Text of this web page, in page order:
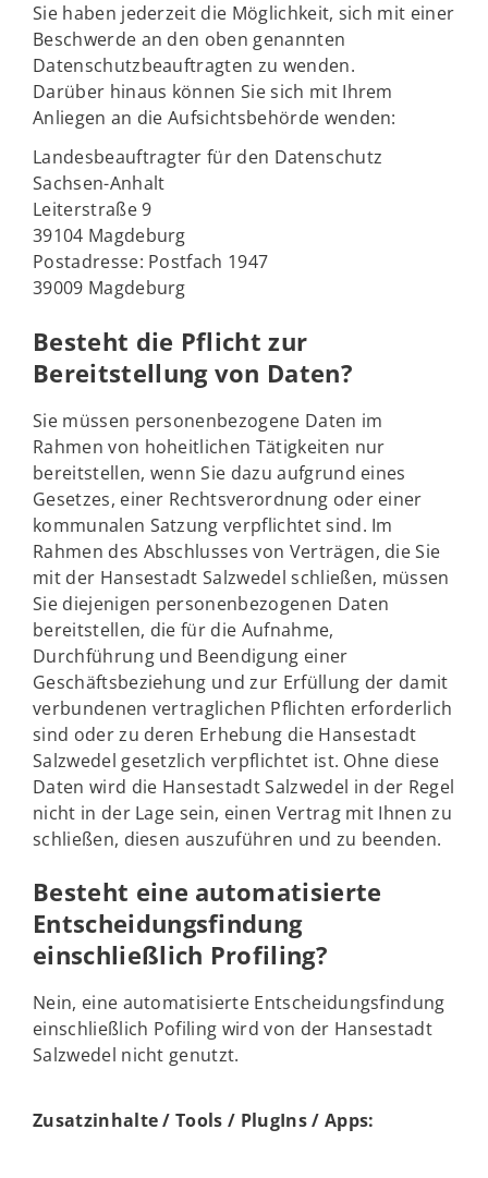
Sie haben jederzeit die Möglichkeit, sich mit einer
Beschwerde an den oben genannten
Datenschutzbeauftragten zu wenden.
Darüber hinaus können Sie sich mit Ihrem
Anliegen an die Aufsichtsbehörde wenden:
Landesbeauftragter für den Datenschutz
Sachsen-Anhalt
Leiterstraße 9
39104 Magdeburg
Postadresse: Postfach 1947
39009 Magdeburg
Besteht die Pflicht zur
Bereitstellung von Daten?
Sie müssen personenbezogene Daten im
Rahmen von hoheitlichen Tätigkeiten nur
bereitstellen, wenn Sie dazu aufgrund eines
Gesetzes, einer Rechtsverordnung oder einer
kommunalen Satzung verpflichtet sind. Im
Rahmen des Abschlusses von Verträgen, die Sie
mit der Hansestadt Salzwedel schließen, müssen
Sie diejenigen personenbezogenen Daten
bereitstellen, die für die Aufnahme,
Durchführung und Beendigung einer
Geschäftsbeziehung und zur Erfüllung der damit
verbundenen vertraglichen Pflichten erforderlich
sind oder zu deren Erhebung die Hansestadt
Salzwedel gesetzlich verpflichtet ist. Ohne diese
Daten wird die Hansestadt Salzwedel in der Regel
nicht in der Lage sein, einen Vertrag mit Ihnen zu
schließen, diesen auszuführen und zu beenden.
Besteht eine automatisierte
Entscheidungsfindung
einschließlich Profiling?
Nein, eine automatisierte Entscheidungsfindung
einschließlich Pofiling wird von der Hansestadt
Salzwedel nicht genutzt.
Zusatzinhalte / Tools / PlugIns / Apps: